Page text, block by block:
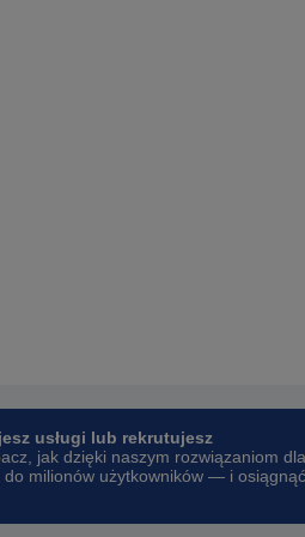
usługi lub rekrutujesz
jak dzięki naszym rozwiązaniom dla
milionów użytkowników — i osiągnąć